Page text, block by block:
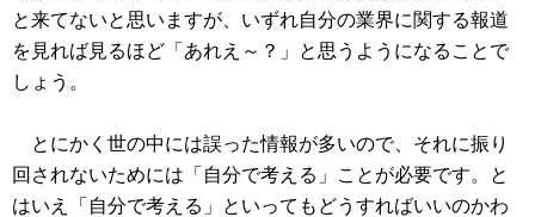
と来てないと思いますが、いずれ自分の業界に関する報道
を見れば見るほど「あれえ～？」と思うようになることで
しょう。
とにかく世の中には誤った情報が多いので、それに振り
回されないためには「自分で考える」ことが必要です。と
はいえ「自分で考える」といってもどうすればいいのかわ